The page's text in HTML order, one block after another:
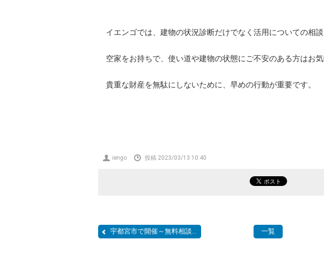
イエンゴでは、建物の状況診断だけでなく活用についての相談
空家をお持ちで、使い道や建物の状態にご不安のある方はお気
貴重な財産を無駄にしないために、早めの行動が重要です。
iengo 投稿 2023/03/13 10:40
宇都宮市で開催～無料相談... 一覧